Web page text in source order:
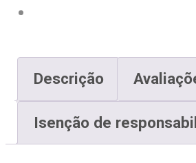
Descrição
Isenção de